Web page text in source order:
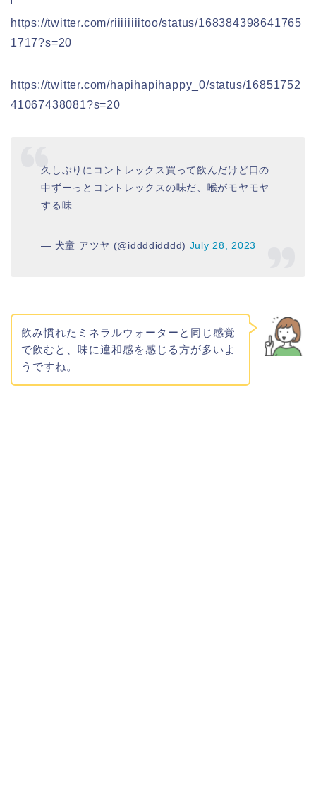
https://twitter.com/riiiiiiiitoo/status/168384398641765
1717?s=20
https://twitter.com/hapihapihappy_0/status/16851752
41067438081?s=20
久しぶりにコントレックス買って飲んだけど口の
中ずーっとコントレックスの味だ、喉がモヤモヤ
する味
— 犬童 アツヤ (@iddddidddd) July 28, 2023
飲み慣れたミネラルウォーターと同じ感覚
で飲むと、味に違和感を感じる方が多いよ
うですね。